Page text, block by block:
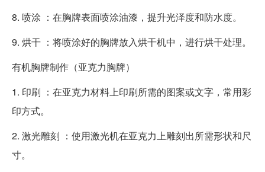
8. 喷涂 ：在胸牌表面喷涂油漆，提升光泽度和防水度。
9. 烘干 ：将喷涂好的胸牌放入烘干机中，进行烘干处理。
有机胸牌制作（亚克力胸牌）
1. 印刷 ：在亚克力材料上印刷所需的图案或文字，常用彩
印方式。
2. 激光雕刻 ：使用激光机在亚克力上雕刻出所需形状和尺
寸。